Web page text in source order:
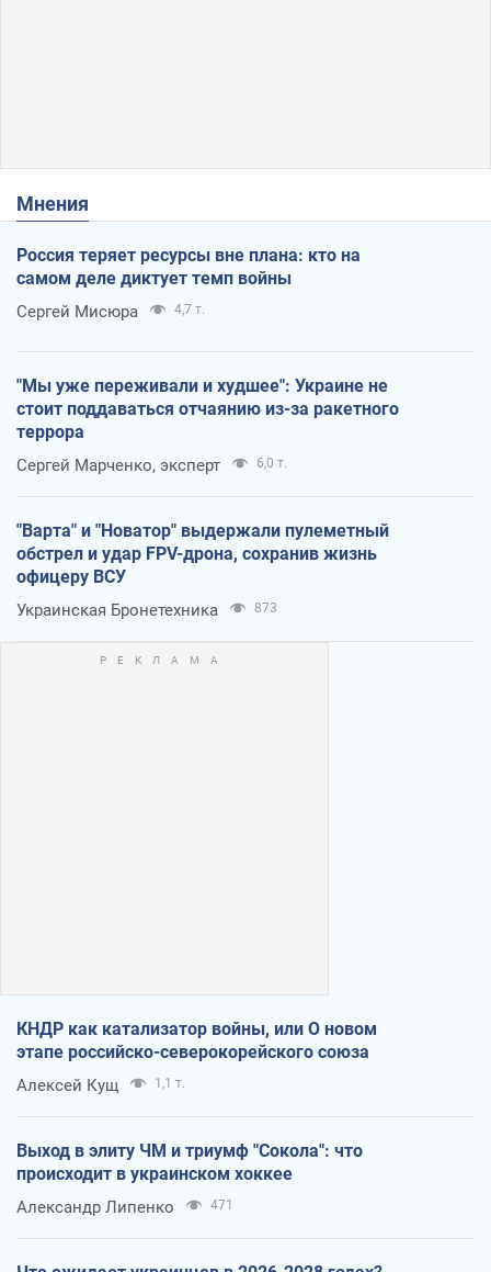
Мнения
Россия теряет ресурсы вне плана: кто на
самом деле диктует темп войны
Сергей Мисюра 4,7 т.
"Мы уже переживали и худшее": Украине не
стоит поддаваться отчаянию из-за ракетного
террора
Сергей Марченко, эксперт 6,0 т.
"Варта" и "Новатор" выдержали пулеметный
обстрел и удар FPV-дрона, сохранив жизнь
офицеру ВСУ
Украинская Бронетехника 873
КНДР как катализатор войны, или О новом
этапе российско-северокорейского союза
Алексей Кущ 1,1 т.
Выход в элиту ЧМ и триумф "Сокола": что
происходит в украинском хоккее
Александр Липенко 471